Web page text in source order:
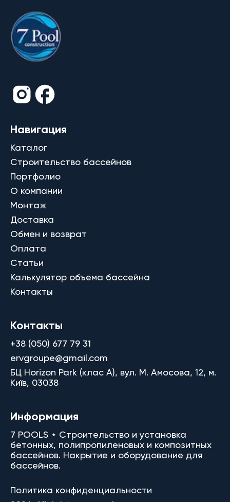
Навигация
Каталог
Строительство бассейнов
Портфолио
О компании
Монтаж
Доставка
Обмен и возврат
Оплата
Статьи
Калькулятор объема бассейна
Контакты
Контакты
+38 (050) 677 79 31
ervgroupe@gmail.com
БЦ Horizon Park (клас A), вул. М. Амосова, 12, м.
Київ, 03038
Информация
7 POOLS ⋆ Строительство и установка
бетонных, полипропиленовых и композитных
бассейнов. Накрытие и оборудование для
бассейнов.
Политика конфиденциальности